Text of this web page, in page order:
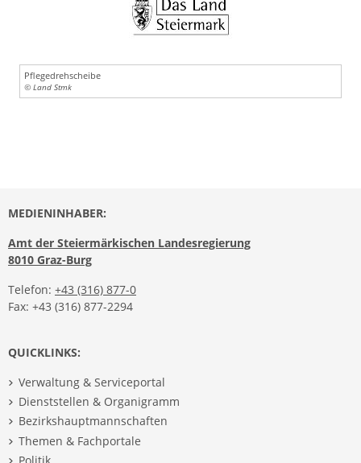
Pflegedrehscheibe
© Land Stmk
MEDIENINHABER:
Amt der Steiermärkischen Landesregierung
8010 Graz-Burg
Telefon: +43 (316) 877-0
Fax: +43 (316) 877-2294
QUICKLINKS:
Verwaltung & Serviceportal
Dienststellen & Organigramm
Bezirkshauptmannschaften
Themen & Fachportale